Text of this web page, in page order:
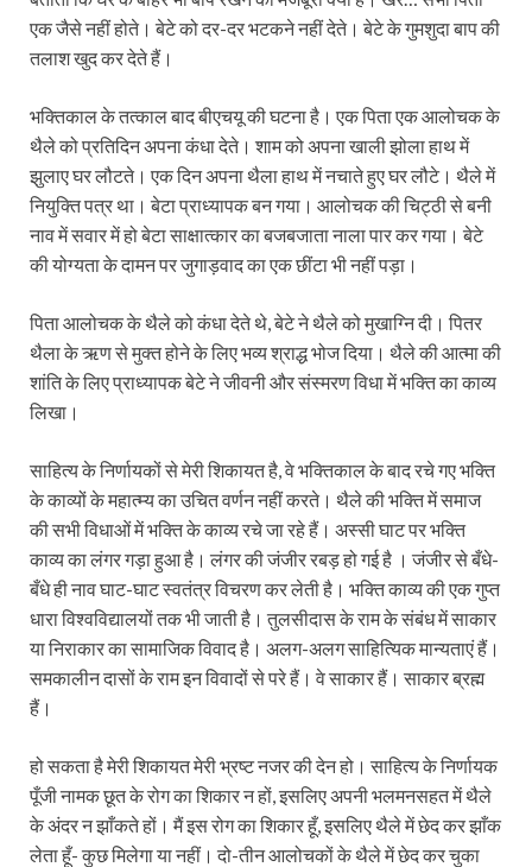
एक जैसे नहीं होते। बेटे को दर-दर भटकने नहीं देते। बेटे के गुमशुदा बाप की
तलाश खुद कर देते हैं।
भक्तिकाल के तत्काल बाद बीएचयू की घटना है। एक पिता एक आलोचक के
थैले को प्रतिदिन अपना कंधा देते। शाम को अपना खाली झोला हाथ में
झुलाए घर लौटते। एक दिन अपना थैला हाथ में नचाते हुए घर लौटे। थैले में
नियुक्ति पत्र था। बेटा प्राध्यापक बन गया। आलोचक की चिट्ठी से बनी
नाव में सवार में हो बेटा साक्षात्कार का बजबजाता नाला पार कर गया। बेटे
की योग्यता के दामन पर जुगाड़वाद का एक छींटा भी नहीं पड़ा।
पिता आलोचक के थैले को कंधा देते थे, बेटे ने थैले को मुखाग्नि दी। पितर
थैला के ऋण से मुक्त होने के लिए भव्य श्राद्ध भोज दिया। थैले की आत्मा की
शांति के लिए प्राध्यापक बेटे ने जीवनी और संस्मरण विधा में भक्ति का काव्य
लिखा।
साहित्य के निर्णायकों से मेरी शिकायत है, वे भक्तिकाल के बाद रचे गए भक्ति
के काव्यों के महात्म्य का उचित वर्णन नहीं करते। थैले की भक्ति में समाज
की सभी विधाओं में भक्ति के काव्य रचे जा रहे हैं। अस्सी घाट पर भक्ति
काव्य का लंगर गड़ा हुआ है। लंगर की जंजीर रबड़ हो गई है । जंजीर से बँधे-
बँधे ही नाव घाट-घाट स्वतंत्र विचरण कर लेती है। भक्ति काव्य की एक गुप्त
धारा विश्वविद्यालयों तक भी जाती है। तुलसीदास के राम के संबंध में साकार
या निराकार का सामाजिक विवाद है। अलग-अलग साहित्यिक मान्यताएं हैं।
समकालीन दासों के राम इन विवादों से परे हैं। वे साकार हैं। साकार ब्रह्म
हैं।
हो सकता है मेरी शिकायत मेरी भ्रष्ट नजर की देन हो। साहित्य के निर्णायक
पूँजी नामक छूत के रोग का शिकार न हों, इसलिए अपनी भलमनसहत में थैले
के अंदर न झाँकते हों। मैं इस रोग का शिकार हूँ, इसलिए थैले में छेद कर झाँक
लेता हूँ- कुछ मिलेगा या नहीं। दो-तीन आलोचकों के थैले में छेद कर चुका